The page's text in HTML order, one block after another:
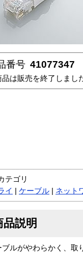
番号 41077347
品は販売を終了しまし
テゴリ
イ
ケーブル ネット
品説明
ルがやわらかく、取